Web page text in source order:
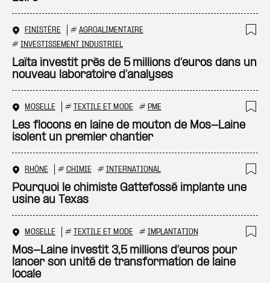
FINISTÈRE # AGROALIMENTAIRE
# INVESTISSEMENT INDUSTRIEL
Laïta investit près de 5 millions d’euros dans un
nouveau laboratoire d’analyses
MOSELLE # TEXTILE ET MODE # PME
Les flocons en laine de mouton de Mos-Laine
isolent un premier chantier
RHÔNE # CHIMIE # INTERNATIONAL
Pourquoi le chimiste Gattefossé implante une
usine au Texas
MOSELLE # TEXTILE ET MODE # IMPLANTATION
Mos-Laine investit 3,5 millions d’euros pour
lancer son unité de transformation de laine
locale